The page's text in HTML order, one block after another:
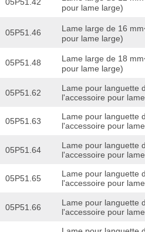
pour lame large)
05P51.46
Lame large de 16
pour lame large)
05P51.48
Lame large de 18
pour lame large)
05P51.62
Lame pour languette
l'accessoire pour
05P51.63
Lame pour languette
l'accessoire pour
05P51.64
Lame pour languette
l'accessoire pour
05P51.65
Lame pour languette
l'accessoire pour
05P51.66
Lame pour languette
l'accessoire pour